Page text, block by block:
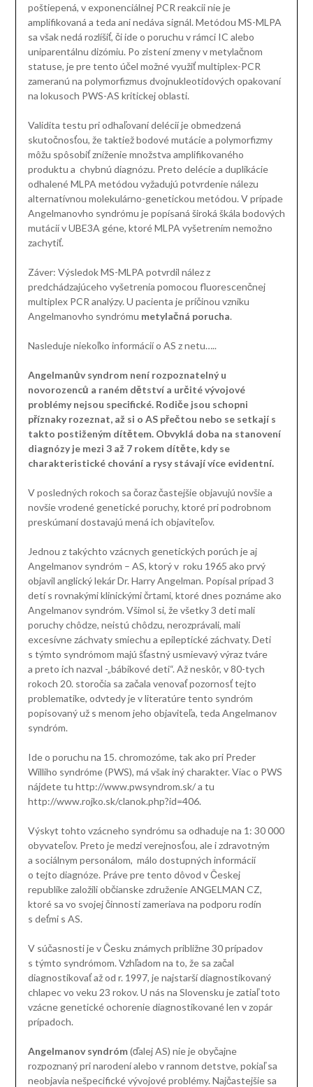
poštiepená, v exponenciálnej PCR reakcii nie je
amplifikovaná a teda ani nedáva signál. Metódou MS-MLPA
sa však nedá rozlíšiť, či ide o poruchu v rámci IC alebo
uniparentálnu dizómiu. Po zistení zmeny v metylačnom
statuse, je pre tento účel možné využiť multiplex-PCR
zameranú na polymorfizmus dvojnukleotidových opakovaní
na lokusoch PWS-AS kritickej oblasti.
Validita testu pri odhaľovaní delécií je obmedzená
skutočnosťou, že taktiež bodové mutácie a polymorfizmy
môžu spôsobiť zníženie množstva amplifikovaného
produktu a chybnú diagnózu. Preto delécie a duplikácie
odhalené MLPA metódou vyžadujú potvrdenie nálezu
alternatívnou molekulárno-genetickou metódou. V prípade
Angelmanovho syndrómu je popísaná široká škála bodových
mutácií v UBE3A géne, ktoré MLPA vyšetrením nemožno
zachytiť.
Záver: Výsledok MS-MLPA potvrdil nález z
predchádzajúceho vyšetrenia pomocou fluorescenčnej
multiplex PCR analýzy. U pacienta je príčinou vzniku
Angelmanovho syndrómu metylačná porucha.
Nasleduje niekoľko informácií o AS z netu…..
Angelmanův syndrom není rozpoznatelný u
novorozenců a raném dětství a určité vývojové
problémy nejsou specifické. Rodiče jsou schopni
příznaky rozeznat, až si o AS přečtou nebo se setkají s
takto postiženým dítětem. Obvyklá doba na stanovení
diagnózy je mezi 3 až 7 rokem dítěte, kdy se
charakteristické chování a rysy stávají více evidentní.
V posledných rokoch sa čoraz častejšie objavujú novšie a
novšie vrodené genetické poruchy, ktoré pri podrobnom
preskúmaní dostavajú mená ich objaviteľov.
Jednou z takýchto vzácnych genetických porúch je aj
Angelmanov syndróm – AS, ktorý v roku 1965 ako prvý
objavil anglický lekár Dr. Harry Angelman. Popísal prípad 3
detí s rovnakými klinickými črtami, ktoré dnes poznáme ako
Angelmanov syndróm. Všimol si, že všetky 3 deti mali
poruchy chôdze, neistú chôdzu, nerozprávali, mali
excesívne záchvaty smiechu a epileptické záchvaty. Deti
s týmto syndrómom majú šťastný usmievavý výraz tváre
a preto ich nazval -„bábikové deti“. Až neskôr, v 80-tych
rokoch 20. storočia sa začala venovať pozornosť tejto
problematike, odvtedy je v literatúre tento syndróm
popisovaný už s menom jeho objaviteľa, teda Angelmanov
syndróm.
Ide o poruchu na 15. chromozóme, tak ako pri Preder
Williho syndróme (PWS), má však iný charakter. Viac o PWS
nájdete tu http://www.pwsyndrom.sk/ a tu
http://www.rojko.sk/clanok.php?id=406.
Výskyt tohto vzácneho syndrómu sa odhaduje na 1: 30 000
obyvateľov. Preto je medzi verejnosťou, ale i zdravotným
a sociálnym personálom, málo dostupných informácií
o tejto diagnóze. Práve pre tento dôvod v Českej
republike založili občianske združenie ANGELMAN CZ,
ktoré sa vo svojej činnosti zameriava na podporu rodín
s deťmi s AS.
V súčasnosti je v Česku známych približne 30 prípadov
s týmto syndrómom. Vzhľadom na to, že sa začal
diagnostikovať až od r. 1997, je najstarší diagnostikovaný
chlapec vo veku 23 rokov. U nás na Slovensku je zatiaľ toto
vzácne genetické ochorenie diagnostikované len v zopár
prípadoch.
Angelmanov syndróm(ďalej AS) nie je obyčajne
rozpoznaný pri narodení alebo v rannom detstve, pokiaľ sa
neobjavia nešpecifické vývojové problémy. Najčastejšie sa